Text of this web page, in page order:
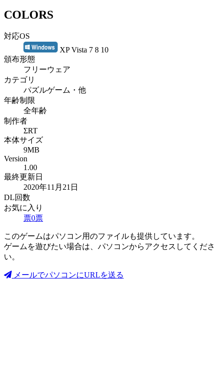
COLORS
対応OS
XP Vista 7 8 10
頒布形態
フリーウェア
カテゴリ
パズルゲーム・他
年齢制限
全年齢
制作者
ΣRT
本体サイズ
9MB
Version
1.00
最終更新日
2020年11月21日
DL回数
お気に入り
票0票
このゲームはパソコン用のファイルも提供しています。
ゲームを遊びたい場合は、パソコンからアクセスしてくださ
い。
メールでパソコンにURLを送る